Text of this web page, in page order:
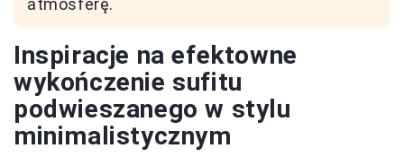
atmosferę.
Inspiracje na efektowne
wykończenie sufitu
podwieszanego w stylu
minimalistycznym